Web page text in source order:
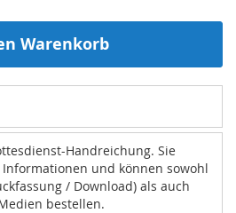
Warenkorb
Handreichung. Sie
und können sowohl
/ Download) als auch
bestellen.